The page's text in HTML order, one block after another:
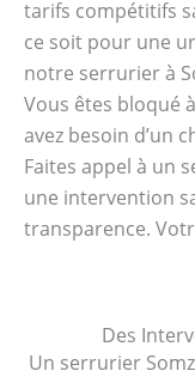
tarifs compétitifs
ce soit pour une
notre serrurier à
Vous êtes bloqué
avez besoin d’un
Faites appel à un
une intervention
transparence.
Des
Un serrurier